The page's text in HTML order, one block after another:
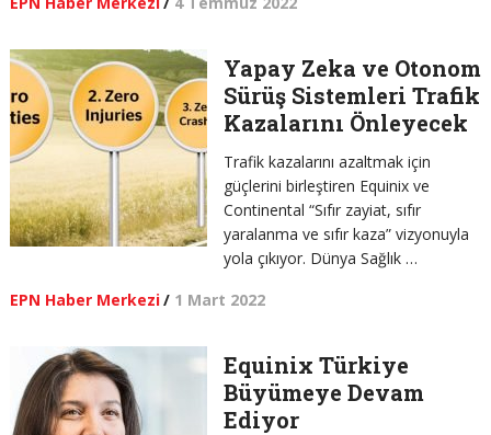
Yapay Zeka ve Otonom
Sürüş Sistemleri Trafik
Kazalarını Önleyecek
Trafik kazalarını azaltmak için
güçlerini birleştiren Equinix ve
Continental “Sıfır zayiat, sıfır
yaralanma ve sıfır kaza” vizyonuyla
yola çıkıyor. Dünya Sağlık …
EPN Haber Merkezi/ 1 Mart 2022
Equinix Türkiye
Büyümeye Devam
Ediyor